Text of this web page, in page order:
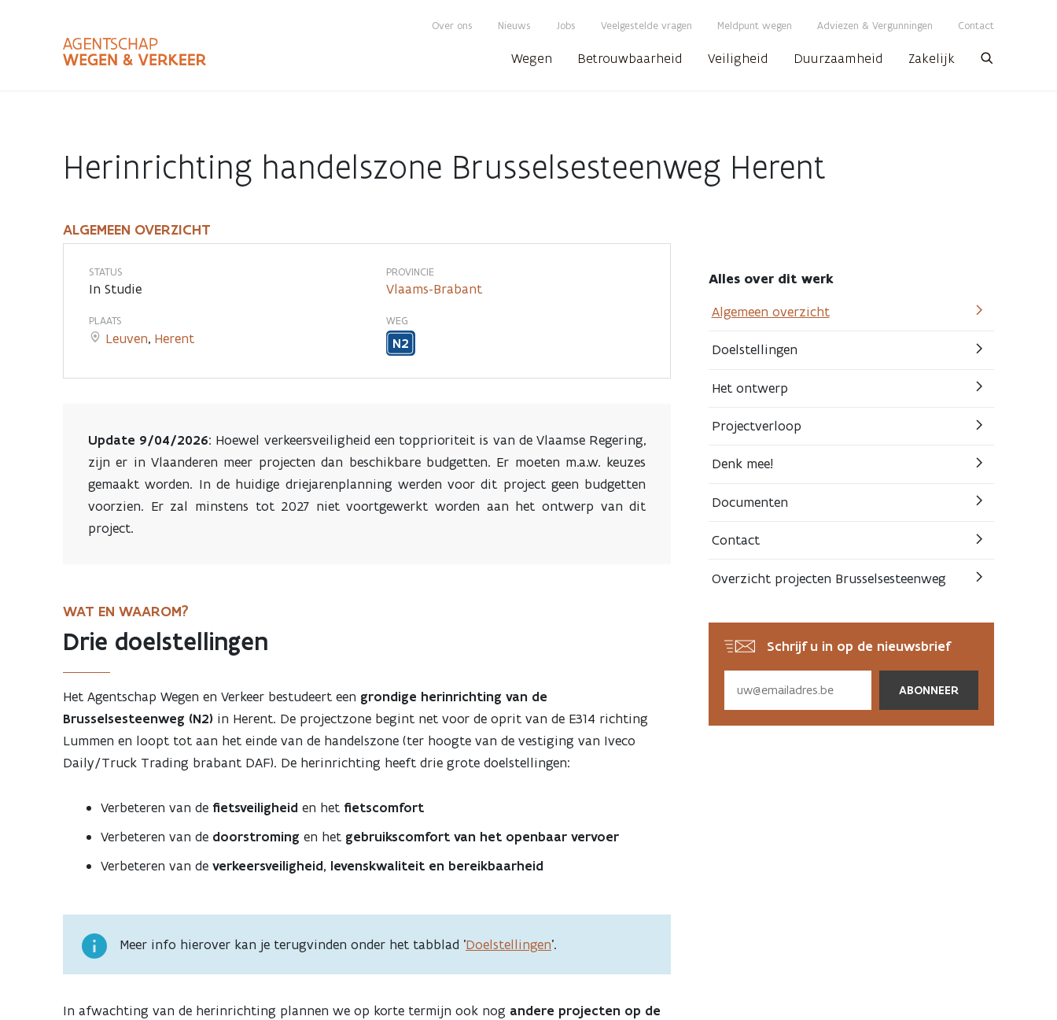
Over ons Nieuws Jobs Veelgestelde vragen Meldpunt wegen Adviezen & Vergunningen Contact
Wegen Betrouwbaarheid Veiligheid Duurzaamheid Zakelijk
Zoekbalk
Herinrichting handelszone Brusselsesteenweg Herent
Herinrichting
handelszone
Brusselsesteenweg
Herent
ALGEMEEN OVERZICHT
STATUS
In Studie
PROVINCIE
Vlaams-Brabant
PLAATS
Leuven, Herent
WEG
N2
Update 9/04/2026: Hoewel verkeersveiligheid een topprioriteit is van de Vlaamse Regering,
zijn er in Vlaanderen meer projecten dan beschikbare budgetten. Er moeten m.a.w. keuzes
gemaakt worden. In de huidige driejarenplanning werden voor dit project geen budgetten
voorzien. Er zal minstens tot 2027 niet voortgewerkt worden aan het ontwerp van dit
project.
WAT EN WAAROM?
Drie doelstellingen
Het Agentschap Wegen en Verkeer bestudeert een grondige herinrichting van de
Brusselsesteenweg (N2) in Herent. De projectzone begint net voor de oprit van de E314 richting
Lummen en loopt tot aan het einde van de handelszone (ter hoogte van de vestiging van Iveco
Daily/Truck Trading brabant DAF). De herinrichting heeft drie grote doelstellingen:
Verbeteren van de fietsveiligheid en het fietscomfort
Verbeteren van de doorstroming en het gebruikscomfort van het openbaar vervoer
Verbeteren van de verkeersveiligheid, levenskwaliteit en bereikbaarheid
Meer info hierover kan je terugvinden onder het tabblad 'Doelstellingen'.
In afwachting van de herinrichting plannen we op korte termijn ook nog andere projecten op de
Alles over dit werk
Algemeen overzicht
Doelstellingen
Het ontwerp
Projectverloop
Denk mee!
Documenten
Contact
Overzicht projecten Brusselsesteenweg
Schrijf u in op de nieuwsbrief
via
email